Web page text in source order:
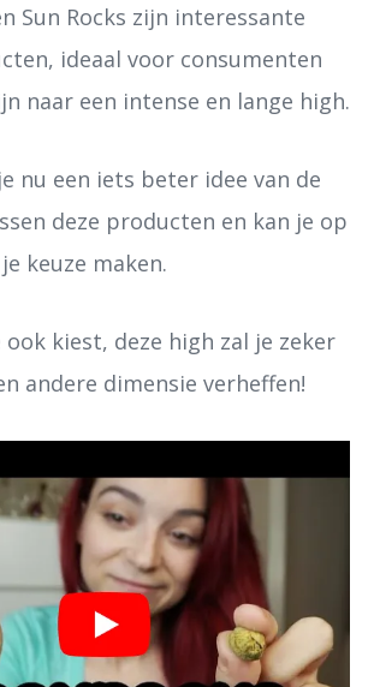
Sun Rocks zijn interessante
ideaal voor consumenten
naar een intense en lange high.
nu een iets beter idee van de
deze producten en kan je op
keuze maken.
ook kiest, deze high zal je zeker
andere dimensie verheffen!